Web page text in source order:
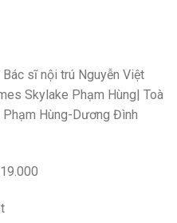
sĩ nội trú Nguyễn Việt
Skylake Phạm Hùng| Toà
Hùng-Dương Đình